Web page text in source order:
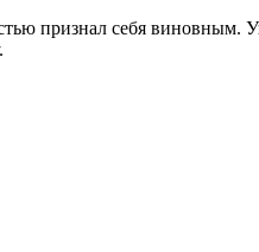
признал себя виновным.